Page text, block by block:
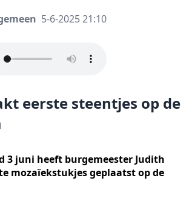
5-6-2025 21:10
eerste steentjes op de
3 juni heeft burgemeester Judith
mozaïekstukjes geplaatst op de